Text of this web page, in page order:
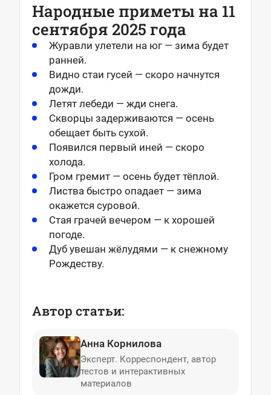
Народные приметы на 11
сентября 2025 года
Журавли улетели на юг — зима будет
ранней.
Видно стаи гусей — скоро начнутся
дожди.
Летят лебеди — жди снега.
Скворцы задерживаются — осень
обещает быть сухой.
Появился первый иней — скоро
холода.
Гром гремит — осень будет тёплой.
Листва быстро опадает — зима
окажется суровой.
Стая грачей вечером — к хорошей
погоде.
Дуб увешан жёлудями — к снежному
Рождеству.
Автор статьи:
Анна Корнилова
Эксперт. Корреспондент, автор
тестов и интерактивных
материалов